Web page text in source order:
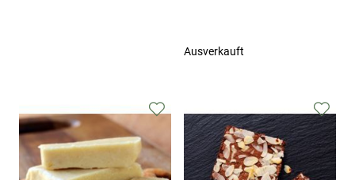
Ausverkauft
Zur
Wunschliste
hinzufügen
Zur